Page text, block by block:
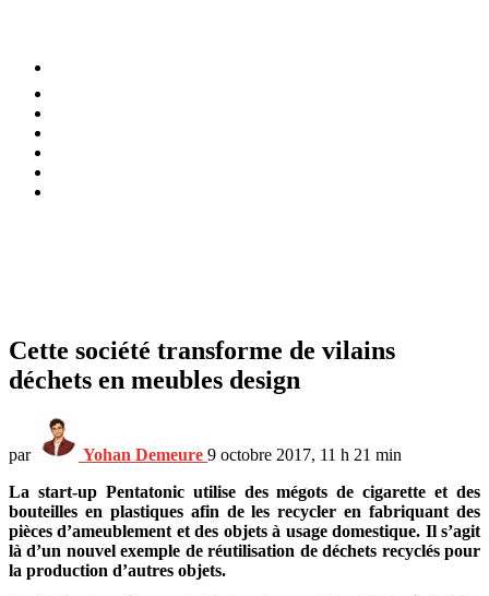
Cette société transforme de vilains
déchets en meubles design
par Yohan Demeure 9 octobre 2017, 11 h 21 min
La start-up Pentatonic utilise des mégots de cigarette et des
bouteilles en plastiques afin de les recycler en fabriquant des
pièces d’ameublement et des objets à usage domestique. Il s’agit
là d’un nouvel exemple de réutilisation de déchets recyclés pour
la production d’autres objets.